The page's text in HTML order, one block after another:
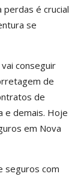
é crucial
se
conseguir
de
de
e demais. Hoje
em Nova
seguros com